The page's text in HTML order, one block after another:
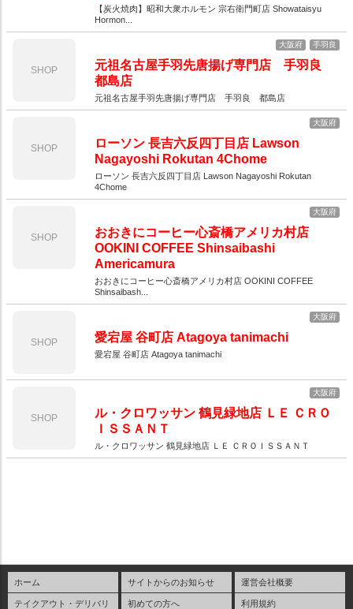
【炭火焼肉】昭和大衆ホルモン 宗右衛門町店 Showataisyu
Hormon...
SHOP
大阪府 手羽良
元祖名古屋手羽先唐揚げ専門店 手羽良
都島店
元祖名古屋手羽先唐揚げ専門店 手羽良 都島店
SHOP
大阪府
ローソン 長吉六反四丁目店 Lawson
Nagayoshi Rokutan 4Chome
ローソン 長吉六反四丁目店 Lawson Nagayoshi Rokutan
4Chome
SHOP
大阪府
おおきにコーヒー心斎橋アメリカ村店
OOKINI COFFEE Shinsaibashi
Americamura
おおきにコーヒー心斎橋アメリカ村店 OOKINI COFFEE
Shinsaibash...
SHOP
大阪府
愛宕屋 谷町店 Atagoya tanimachi
愛宕屋 谷町店 Atagoya tanimachi
SHOP
大阪府
ル・クロワッサン 鶴見緑地店 ＬＥ ＣＲＯ
ＩＳＳＡＮＴ
ル・クロワッサン 鶴見緑地店 ＬＥ ＣＲＯＩＳＳＡＮＴ
ホーム
テイクアウト・デリバリ
サイトからのお知らせ
初めての方へ
運営会社概要
利用規約